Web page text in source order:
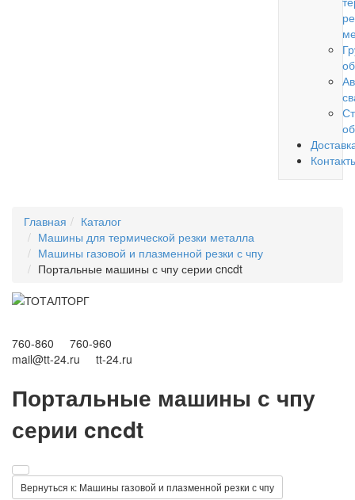
Главная
Каталог
Машины для термической резки металла
Машины газовой и плазменной резки с чпу
Портальные машины с чпу серии cncdt
760-860 760-960
mail@tt-24.ru tt-24.ru
Портальные машины с чпу
серии cncdt
Вернуться к: Машины газовой и плазменной резки с чпу